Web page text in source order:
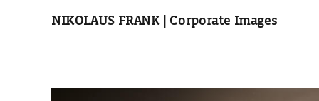
NIKOLAUS FRANK | Corporate Images